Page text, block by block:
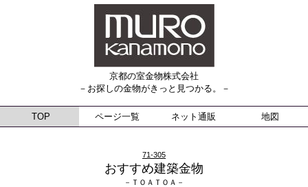
京都の室金物株式会社
－お探しの金物がきっと見つかる。－
TOP ページ一覧 ネット通販 地図
71-305
おすすめ建築金物
－ＴＯＡＴＯＡ－